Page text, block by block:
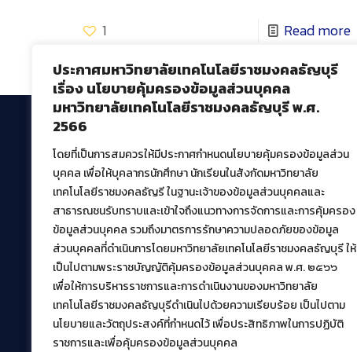
ประกาศมหาวิทยาลัยเทคโนโลยีราชมงคลธัญบุรี
เรื่อง นโยบายคุ้มครองข้อมูลส่วนบุคคล
มหาวิทยาลัยเทคโนโลยีราชมงคลธัญบุรี พ.ศ.
2566
โดยที่เป็นการสมควรให้มีประกาศกำหนดนโยบายคุ้มครองข้อมูลส่วน
บุคคล เพื่อให้บุคลากรนักศึกษา นักเรียนในสังกัดมหาวิทยาลัย
เทคโนโลยีราชมงคลธัญรี ในฐานะเจ้าของข้อมูลส่วนบุคคลและ
สาธารณชนรับทราบและเข้าใจถึงแนวทางการจัดการและการคุ้มครอง
ข้อมูลส่วนบุคคล รวมถึงมาตรการรักษาความปลอดภัยของข้อมูล
ส่วนบุคคลที่ดำเนินการโดยมหาวิทยาลัยเทคโนโลยีราชมงคลธัญบุรี ให้
เป็นไปตามพระราชบัญญัติคุ้มครองข้อมูลส่วนบุคคล พ.ศ. ๒๕๖๖
เพื่อให้การบริหารราชการและการดำเนินงานของมหาวิทยาลัย
เทคโนโลยีราชมงคลธัญบุรีดำเนินไปด้วยความเรียบร้อย เป็นไปตาม
นโยบายและวัตถุประสงค์ที่กำหนดไว้ เพื่อประสิทธิภาพในการปฏิบัติ
ราชการและเพื่อคุ้มครองข้อมูลส่วนบุคคล
1
Read more
สำนักวิทยบริการและเทคโนโลยีสารสนเทศ
มหาวิทยาลัยเทคโนโลยีราชมงคลธัญบุรี
39 หมู่ที่ 1 ตำบลคลองหก อำเภอคลองหลวง จังหวัด
ปทุมธานี 12120
เผยแพร่ข้อมูลโดย.บุคลากร สวส.
สร้างและพัฒนาโดย.
ฝ่ายพัฒนาและเผยแพร่ข้อมูลเว็บไซต์